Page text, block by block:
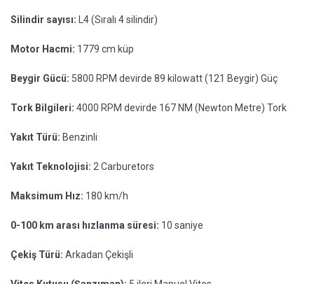
Silindir sayısı: L4 (Sıralı 4 silindir)
Motor Hacmi: 1779 cm küp
Beygir Gücü: 5800 RPM devirde 89 kilowatt (121 Beygir) Güç
Tork Bilgileri: 4000 RPM devirde 167 NM (Newton Metre) Tork
Yakıt Türü: Benzinli
Yakıt Teknolojisi: 2 Carburetors
Maksimum Hız: 180 km/h
0-100 km arası hızlanma süresi: 10 saniye
Çekiş Türü: Arkadan Çekişli